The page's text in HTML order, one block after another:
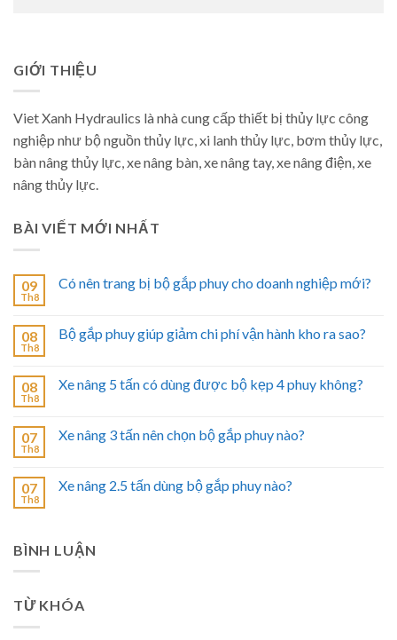
GIỚI THIỆU
Viet Xanh Hydraulics là nhà cung cấp thiết bị thủy lực công
nghiệp như bộ nguồn thủy lực, xi lanh thủy lực, bơm thủy lực,
bàn nâng thủy lực, xe nâng bàn, xe nâng tay, xe nâng điện, xe
nâng thủy lực.
BÀI VIẾT MỚI NHẤT
09
Th8
Có nên trang bị bộ gắp phuy cho doanh nghiệp mới?
08
Th8
Bộ gắp phuy giúp giảm chi phí vận hành kho ra sao?
08
Th8
Xe nâng 5 tấn có dùng được bộ kẹp 4 phuy không?
07
Th8
Xe nâng 3 tấn nên chọn bộ gắp phuy nào?
07
Th8
Xe nâng 2.5 tấn dùng bộ gắp phuy nào?
BÌNH LUẬN
TỪ KHÓA